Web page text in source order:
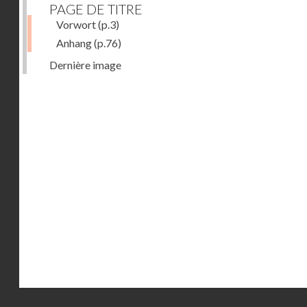
PAGE DE TITRE
Vorwort(p.3)
Anhang(p.76)
Dernière image